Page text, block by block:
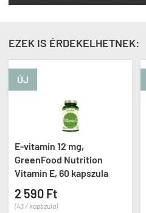
EZEK IS ÉRDEKELHETNEK:
12 mg,
Nutrition
E, 60 kapszula
Ft
400
15
(172 /